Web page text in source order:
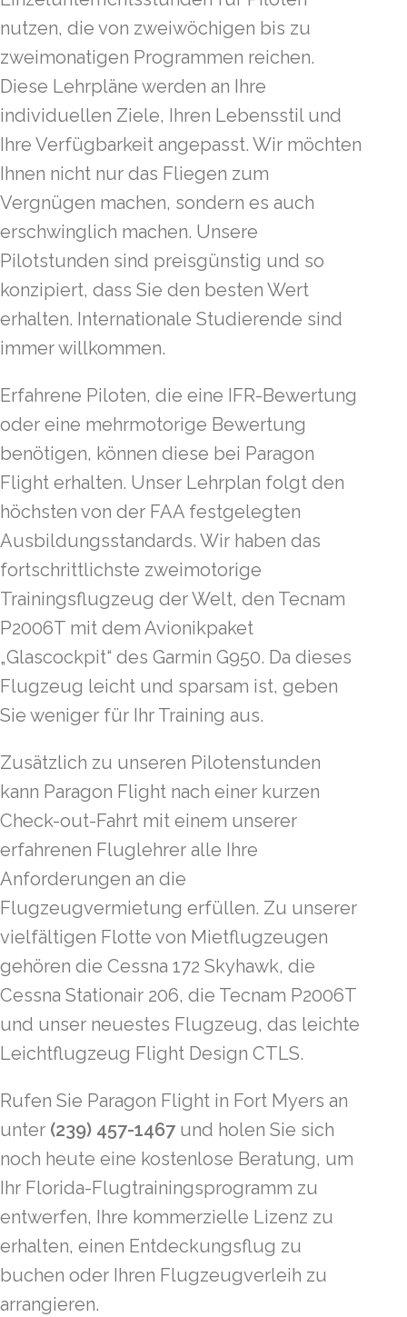
nutzen, die von zweiwöchigen bis zu
zweimonatigen Programmen reichen.
Diese Lehrpläne werden an Ihre
individuellen Ziele, Ihren Lebensstil und
Ihre Verfügbarkeit angepasst. Wir möchten
Ihnen nicht nur das Fliegen zum
Vergnügen machen, sondern es auch
erschwinglich machen. Unsere
Pilotstunden sind preisgünstig und so
konzipiert, dass Sie den besten Wert
erhalten. Internationale Studierende sind
immer willkommen.
Erfahrene Piloten, die eine IFR-Bewertung
oder eine mehrmotorige Bewertung
benötigen, können diese bei Paragon
Flight erhalten. Unser Lehrplan folgt den
höchsten von der FAA festgelegten
Ausbildungsstandards. Wir haben das
fortschrittlichste zweimotorige
Trainingsflugzeug der Welt, den Tecnam
P2006T mit dem Avionikpaket
„Glascockpit“ des Garmin G950. Da dieses
Flugzeug leicht und sparsam ist, geben
Sie weniger für Ihr Training aus.
Zusätzlich zu unseren Pilotenstunden
kann Paragon Flight nach einer kurzen
Check-out-Fahrt mit einem unserer
erfahrenen Fluglehrer alle Ihre
Anforderungen an die
Flugzeugvermietung erfüllen. Zu unserer
vielfältigen Flotte von Mietflugzeugen
gehören die Cessna 172 Skyhawk, die
Cessna Stationair 206, die Tecnam P2006T
und unser neuestes Flugzeug, das leichte
Leichtflugzeug Flight Design CTLS.
Rufen Sie Paragon Flight in Fort Myers an
unter (239) 457-1467 und holen Sie sich
noch heute eine kostenlose Beratung, um
Ihr Florida-Flugtrainingsprogramm zu
entwerfen, Ihre kommerzielle Lizenz zu
erhalten, einen Entdeckungsflug zu
buchen oder Ihren Flugzeugverleih zu
arrangieren.